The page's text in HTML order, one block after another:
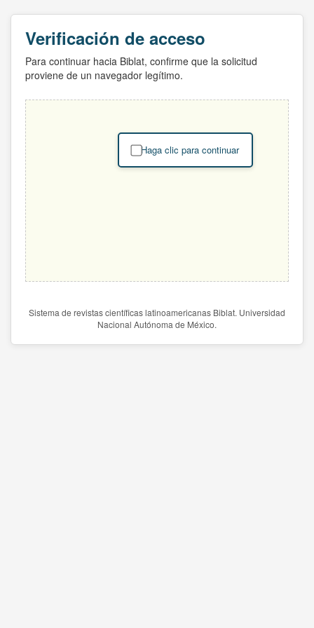
Verificación de acceso
Para continuar hacia Biblat, confirme que la solicitud
proviene de un navegador legítimo.
Haga clic para continuar
Sistema de revistas científicas latinoamericanas Biblat. Universidad
Nacional Autónoma de México.